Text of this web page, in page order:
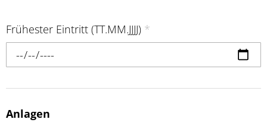
Frühester Eintritt (TT.MM.JJJJ) *
Anlagen